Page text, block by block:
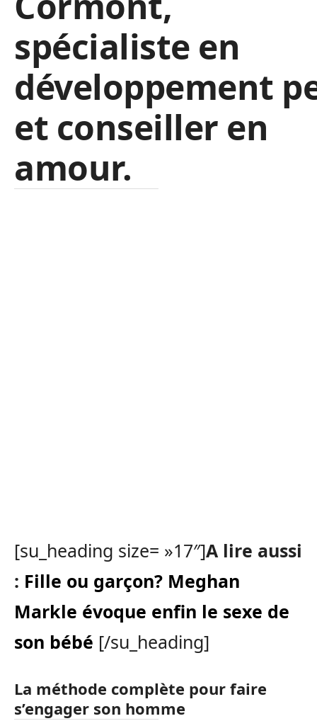
spécialiste en
développement
et conseiller en
amour.
[su_heading size= »17″]A lire aussi
: Fille ou garçon? Meghan
Markle évoque enfin le sexe de
son bébé [/su_heading]
La méthode complète pour faire
s’engager son homme